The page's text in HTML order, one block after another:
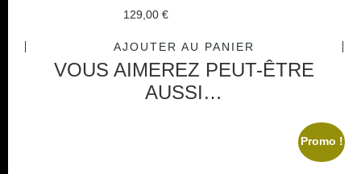
129,00€
AJOUTER AU PANIER
VOUS AIMEREZ PEUT-ÊTRE
AUSSI…
Promo !